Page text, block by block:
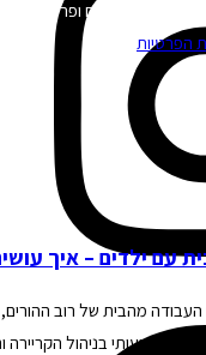
עדכונים ופרסומים
הפרטיות
עם ילדים – איך
העבודה מהבית של רוב
משמעותי בניהול הקריירה